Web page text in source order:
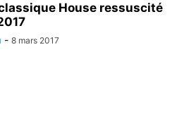
House ressuscité
- 8 mars 2017